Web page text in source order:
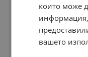
Политика за
При възникване
можете
които може
вашето